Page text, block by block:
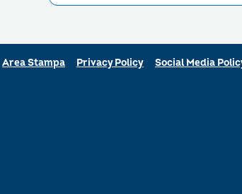
Area Stampa Privacy Policy Social Media